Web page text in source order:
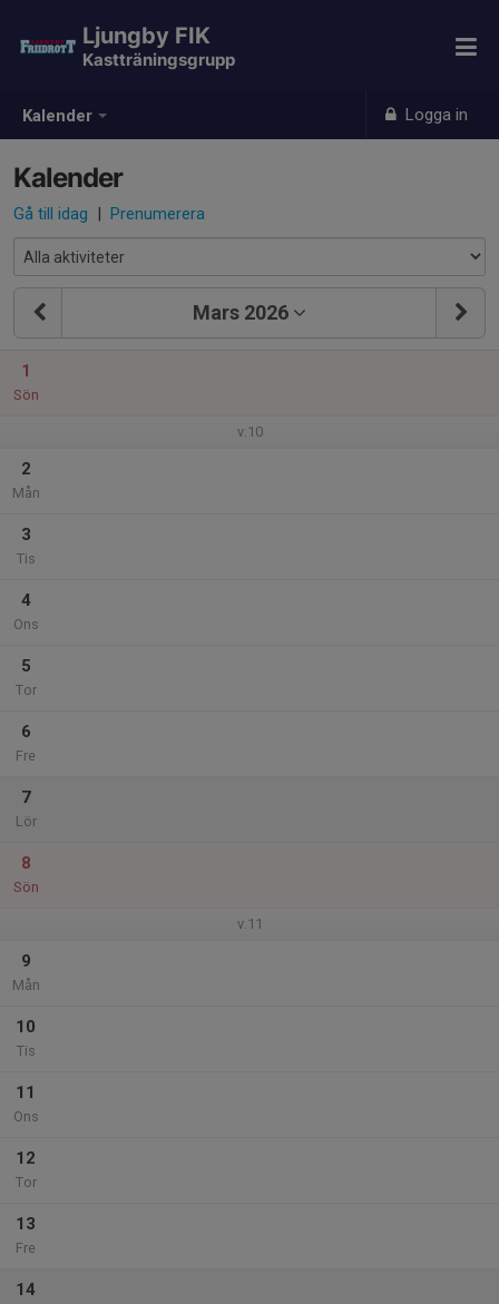
Kalender Logga in
Ljungby FIK
Kastträningsgrupp
Kalender
Gå till idag | Prenumerera
Mars 2026
1
Sön
v.10
2
Mån
3
Tis
4
Ons
5
Tor
6
Fre
7
Lör
8
Sön
v.11
9
Mån
10
Tis
11
Ons
12
Tor
13
Fre
14